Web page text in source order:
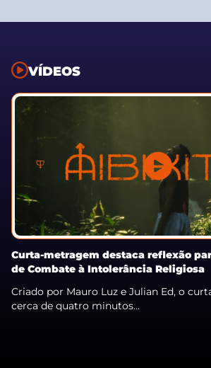
VÍDEOS
Curta-metragem destaca reflexão
de Combate à Intolerância Religiosa
Criado por Mauro Luz e Julian Ed, o
cerca de quatro minutos...